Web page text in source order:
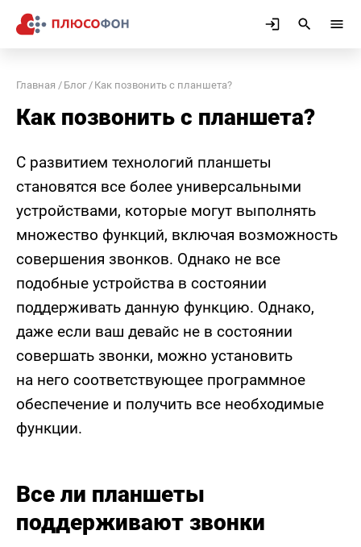
Главная Блог Как позвонить с планшета?
Как позвонить с планшета?
С развитием технологий планшеты
становятся все более универсальными
устройствами, которые могут выполнять
множество функций, включая возможность
совершения звонков. Однако не все
подобные устройства в состоянии
поддерживать данную функцию. Однако,
даже если ваш девайс не в состоянии
совершать звонки, можно установить
на него соответствующее программное
обеспечение и получить все необходимые
функции.
Все ли планшеты
поддерживают звонки